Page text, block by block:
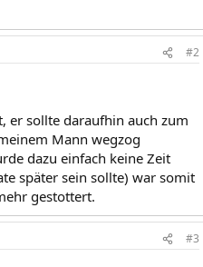
#2
er sollte daraufhin auch zum
Mann wegzog
dazu einfach keine Zeit
später sein sollte) war somit
gestottert.
#3